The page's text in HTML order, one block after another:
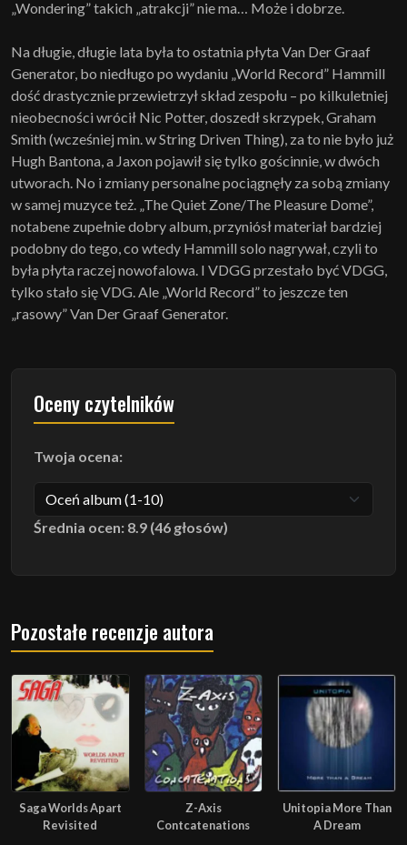
„Wondering” takich „atrakcji” nie ma… Może i dobrze.
Na długie, długie lata była to ostatnia płyta Van Der Graaf
Generator, bo niedługo po wydaniu „World Record” Hammill
dość drastycznie przewietrzył skład zespołu – po kilkuletniej
nieobecności wrócił Nic Potter, doszedł skrzypek, Graham
Smith (wcześniej min. w String Driven Thing), za to nie było już
Hugh Bantona, a Jaxon pojawił się tylko gościnnie, w dwóch
utworach. No i zmiany personalne pociągnęły za sobą zmiany
w samej muzyce też. „The Quiet Zone/The Pleasure Dome”,
notabene zupełnie dobry album, przyniósł materiał bardziej
podobny do tego, co wtedy Hammill solo nagrywał, czyli to
była płyta raczej nowofalowa. I VDGG przestało być VDGG,
tylko stało się VDG. Ale „World Record” to jeszcze ten
„rasowy” Van Der Graaf Generator.
Oceny czytelników
Twoja ocena:
Średnia ocen: 8.9 (46 głosów)
Pozostałe recenzje autora
Saga Worlds Apart
Revisited
Z-Axis
Contcatenations
Unitopia More Than
A Dream